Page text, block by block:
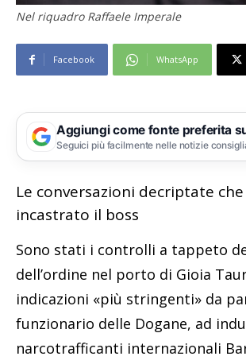
Nel riquadro Raffaele Imperale
Facebook WhatsApp
Aggiungi come fonte preferita
Seguici più facilmente nelle notizie
Le conversazioni decriptate
incastrato il boss
Sono stati i controlli a tappeto
dell’ordine nel porto di Gioia
indicazioni «più stringenti» da
funzionario delle Dogane, ad
narcotrafficanti internazionali